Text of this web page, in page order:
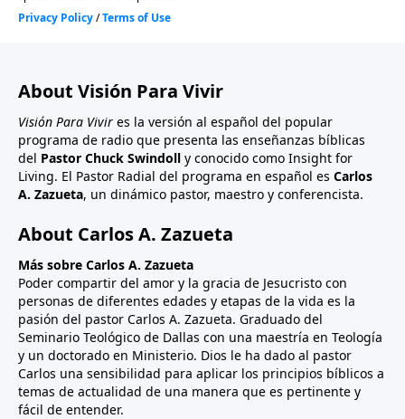
About Visión Para Vivir
Visión Para Vivir es la versión al español del popular
programa de radio que presenta las enseñanzas bíblicas
del Pastor Chuck Swindoll y conocido como Insight for
Living. El Pastor Radial del programa en español es Carlos
A. Zazueta, un dinámico pastor, maestro y conferencista.
About Carlos A. Zazueta
Más sobre Carlos A. Zazueta
Poder compartir del amor y la gracia de Jesucristo con
personas de diferentes edades y etapas de la vida es la
pasión del pastor Carlos A. Zazueta. Graduado del
Seminario Teológico de Dallas con una maestría en Teología
y un doctorado en Ministerio. Dios le ha dado al pastor
Carlos una sensibilidad para aplicar los principios bíblicos a
temas de actualidad de una manera que es pertinente y
fácil de entender.